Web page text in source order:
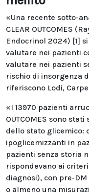
«Una recente sotto-
CLEAR OUTCOMES
Endocrinol 2024) [1]
valutare nei pazienti
valutare nei pazienti
rischio di insorgenza
riferiscono Lodi,
«I 13970 pazienti
OUTCOMES sono
dello stato glicemico:
ipoglicemizzanti in
pazienti senza storia
rispondevano ai
diagnosi), con pre-DM
o almeno una